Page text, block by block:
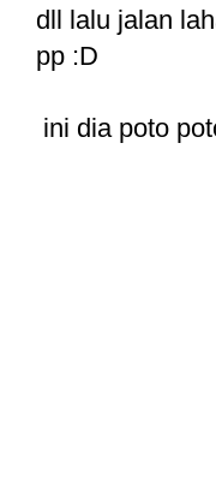
dll lalu jalan
pp :D
ini dia poto